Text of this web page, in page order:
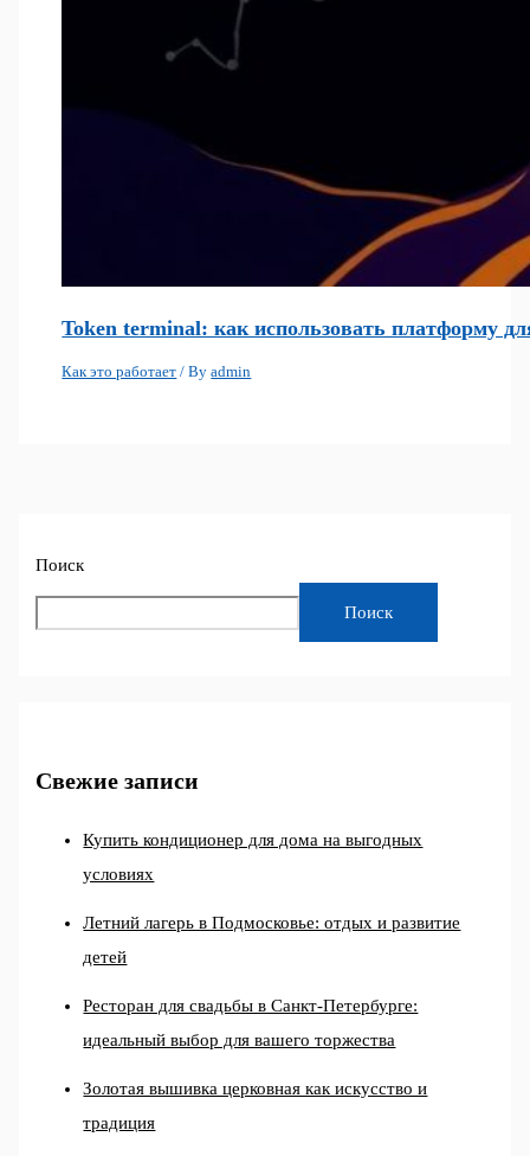
Token terminal: как использовать платформу
Как это работает / Byadmin
Поиск
Поиск
Свежие записи
Купить кондиционер для дома на выгодных
условиях
Летний лагерь в Подмосковье: отдых и развитие
детей
Ресторан для свадьбы в Санкт-Петербурге:
идеальный выбор для вашего торжества
Золотая вышивка церковная как искусство и
традиция